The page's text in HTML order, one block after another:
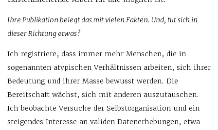
Ihre Publikation belegt das mit vielen Fakten. Und, tut sich in
dieser Richtung etwas?
Ich registriere, dass immer mehr Menschen, die in
sogenannten atypischen Verhältnissen arbeiten, sich ihrer
Bedeutung und ihrer Masse bewusst werden. Die
Bereitschaft wächst, sich mit anderen auszutauschen.
Ich beobachte Versuche der Selbstorganisation und ein
steigendes Interesse an validen Datenerhebungen, etwa